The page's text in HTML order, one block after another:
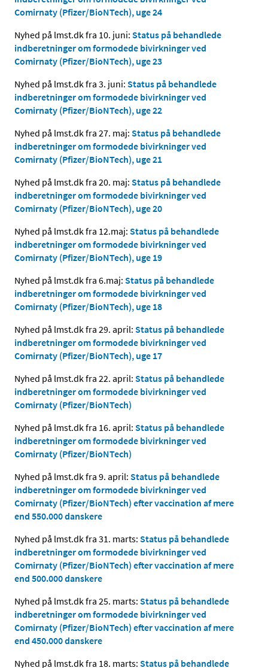
Comirnaty (Pfizer/BioNTech), uge 24
Nyhed på lmst.dk fra 10. juni: Status på behandlede
indberetninger om formodede bivirkninger ved
Comirnaty (Pfizer/BioNTech), uge 23
Nyhed på lmst.dk fra 3. juni: Status på behandlede
indberetninger om formodede bivirkninger ved
Comirnaty (Pfizer/BioNTech), uge 22
Nyhed på lmst.dk fra 27. maj: Status på behandlede
indberetninger om formodede bivirkninger ved
Comirnaty (Pfizer/BioNTech), uge 21
Nyhed på lmst.dk fra 20. maj: Status på behandlede
indberetninger om formodede bivirkninger ved
Comirnaty (Pfizer/BioNTech), uge 20
Nyhed på lmst.dk fra 12.maj: Status på behandlede
indberetninger om formodede bivirkninger ved
Comirnaty (Pfizer/BioNTech), uge 19
Nyhed på lmst.dk fra 6.maj: Status på behandlede
indberetninger om formodede bivirkninger ved
Comirnaty (Pfizer/BioNTech), uge 18
Nyhed på lmst.dk fra 29. april: Status på behandlede
indberetninger om formodede bivirkninger ved
Comirnaty (Pfizer/BioNTech), uge 17
Nyhed på lmst.dk fra 22. april: Status på behandlede
indberetninger om formodede bivirkninger ved
Comirnaty (Pfizer/BioNTech)
Nyhed på lmst.dk fra 16. april: Status på behandlede
indberetninger om formodede bivirkninger ved
Comirnaty (Pfizer/BioNTech)
Nyhed på lmst.dk fra 9. april: Status på behandlede
indberetninger om formodede bivirkninger ved
Comirnaty (Pfizer/BioNTech) efter vaccination af mere
end 550.000 danskere
Nyhed på lmst.dk fra 31. marts: Status på behandlede
indberetninger om formodede bivirkninger ved
Comirnaty (Pfizer/BioNTech) efter vaccination af mere
end 500.000 danskere
Nyhed på lmst.dk fra 25. marts: Status på behandlede
indberetninger om formodede bivirkninger ved
Comirnaty (Pfizer/BioNTech) efter vaccination af mere
end 450.000 danskere
Nyhed på lmst.dk fra 18. marts: Status på behandlede